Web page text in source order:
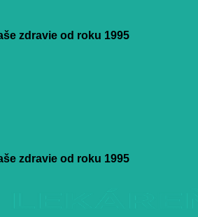
zdravie od roku 1995
zdravie od roku 1995